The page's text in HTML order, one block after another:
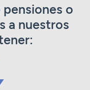
pensiones o
a nuestros